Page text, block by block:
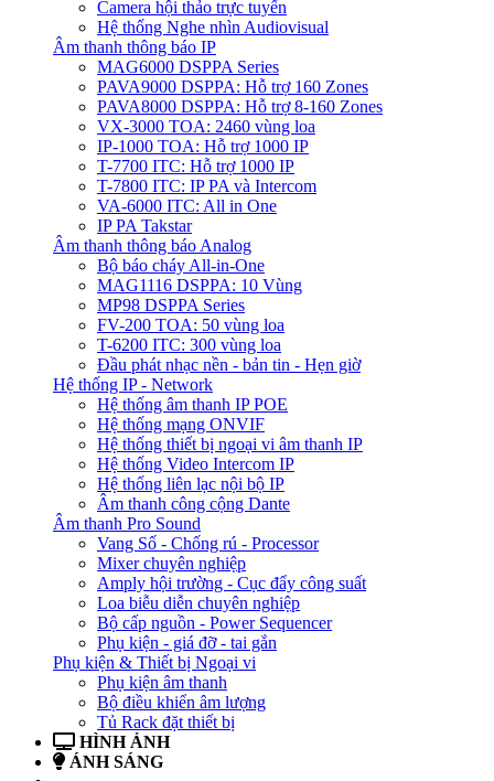
Camera hội thảo trực tuyến
Hệ thống Nghe nhìn Audiovisual
Âm thanh thông báo IP
MAG6000 DSPPA Series
PAVA9000 DSPPA: Hỗ trợ 160 Zones
PAVA8000 DSPPA: Hỗ trợ 8-160 Zones
VX-3000 TOA: 2460 vùng loa
IP-1000 TOA: Hỗ trợ 1000 IP
T-7700 ITC: Hỗ trợ 1000 IP
T-7800 ITC: IP PA và Intercom
VA-6000 ITC: All in One
IP PA Takstar
Âm thanh thông báo Analog
Bộ báo cháy All-in-One
MAG1116 DSPPA: 10 Vùng
MP98 DSPPA Series
FV-200 TOA: 50 vùng loa
T-6200 ITC: 300 vùng loa
Đầu phát nhạc nền - bản tin - Hẹn giờ
Hệ thống IP - Network
Hệ thống âm thanh IP POE
Hệ thống mạng ONVIF
Hệ thống thiết bị ngoại vi âm thanh IP
Hệ thống Video Intercom IP
Hệ thống liên lạc nội bộ IP
Âm thanh công cộng Dante
Âm thanh Pro Sound
Vang Số - Chống rú - Processor
Mixer chuyên nghiệp
Amply hội trường - Cục đẩy công suất
Loa biễu diễn chuyên nghiệp
Bộ cấp nguồn - Power Sequencer
Phụ kiện - giá đỡ - tai gắn
Phụ kiện & Thiết bị Ngoại vi
Phụ kiện âm thanh
Bộ điều khiển âm lượng
Tủ Rack đặt thiết bị
HÌNH ẢNH
ÁNH SÁNG